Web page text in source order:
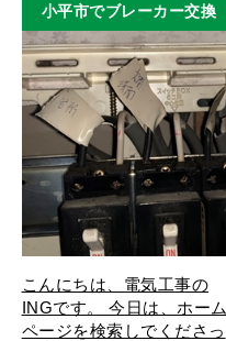
小平市でブレーカー交換
こんにちは、電気工事の
INGです。 今日は、ホーム
ページを検索しでくださっ